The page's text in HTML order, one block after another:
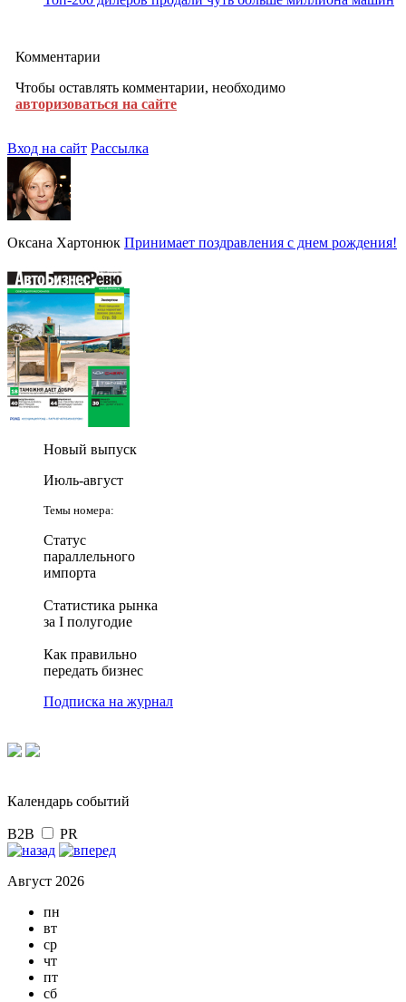
Комментарии
Чтобы оставлять комментарии, необходимо
авторизоваться на сайте
Вход на сайт Рассылка
Оксана Хартонюк Принимает поздравления с днем рождения!
Новый выпуск
Июль-август
Темы номера:
Статус
параллельного
импорта
Статистика рынка
за I полугодие
Как правильно
передать бизнес
Подписка на журнал
Календарь событий
B2B PR
Август 2026
пн
вт
ср
чт
пт
сб